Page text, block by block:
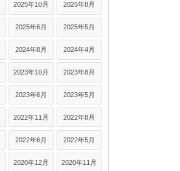
2025年10月 2025年8月
2025年6月 2025年5月
2024年8月 2024年4月
2023年10月 2023年8月
2023年6月 2023年5月
2022年11月 2022年8月
2022年6月 2022年5月
2020年12月 2020年11月